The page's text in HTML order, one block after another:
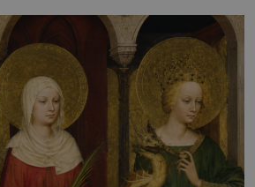
jeho ostatky přes moře do Bari.
před nebezpečím, nebo